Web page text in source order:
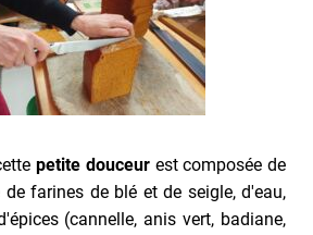
petite douceurest composée de
farines de blé et de seigle, d'eau,
(cannelle, anis vert, badiane,